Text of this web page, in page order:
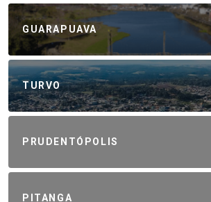
GUARAPUAVA
TURVO
PRUDENTÓPOLIS
PITANGA